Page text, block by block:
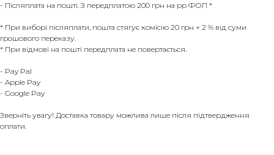
- Післяплата на пошті. З передплатою 200 грн на рр ФОП *
* При виборі післяплати, пошта стягує комісію 20 грн + 2 % від суми
грошового переказу.
* При відмові на пошті передплата не повертається.
- Pay Pal
- Apple Pay
- Google Pay
Зверніть увагу! Доставка товару можлива лише після підтвердження
оплати.